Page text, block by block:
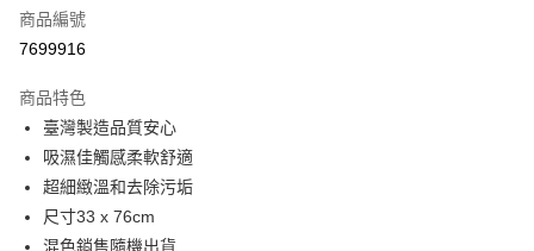
超商取貨付款
Apple Pay
街口支付
悠遊付
商品編號
7699916
商品特色
臺灣製造品質安心
吸濕佳觸感柔軟舒適
超細緻溫和去除污垢
尺寸33 x 76cm
混色銷售隨機出貨